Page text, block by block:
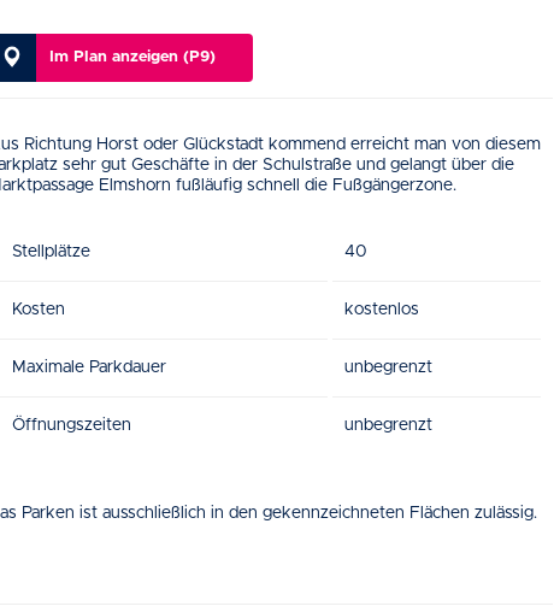
Im Plan anzeigen (P9)
Richtung Horst oder Glückstadt kommend erreicht man von diesem
sehr gut Geschäfte in der Schulstraße und gelangt über die
Elmshorn fußläufig schnell die Fußgängerzone.
Stellplätze 40
Kosten kostenlos
Maximale Parkdauer unbegrenzt
Öffnungszeiten unbegrenzt
Parken ist ausschließlich in den gekennzeichneten Flächen zulässig.